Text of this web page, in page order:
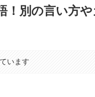
！別の言い方
います